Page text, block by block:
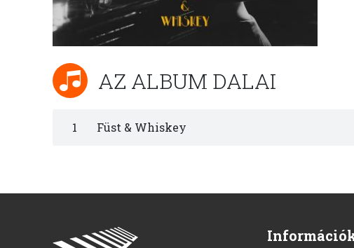
AZ ALBUM DALAI
1 Füst & Whiskey